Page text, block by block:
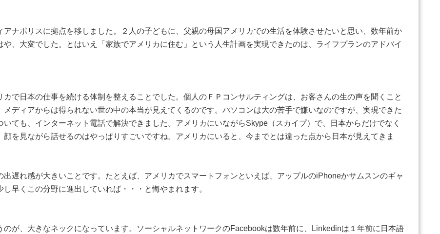
ナポリスに拠点を移しました。２人の子どもに、父親の母国アメリカでの生活を体験させたいと思い、数年前か
、大変でした。とはいえ「家族でアメリカに住む」という人生計画を実現できたのは、ライフプランのアドバイ
で日本の仕事を続ける体制を整えることでした。個人のＦＰコンサルティングは、お客さんの生の声を聞くこと
ディアからは得られない世の中の本当が見えてくるのです。パソコンは大の苦手で嫌いなのですが、実現できた
ても、インターネット電話で解決できました。アメリカにいながらSkype（スカイプ）で、日本からだけでなく
顔を見ながら話せるのはやっぱりすごいですね。アメリカにいると、今までとは違った点から日本が見えてきま
遅れ感が大きいことです。たとえば、アメリカでスマートフォンといえば、アップルのiPhoneかサムスンのギャ
早くこの分野に進出していれば・・・と悔やまれます。
のが、大きなネックになっています。ソーシャルネットワークのFacebookは数年前に、Linkedinは１年前に日本語